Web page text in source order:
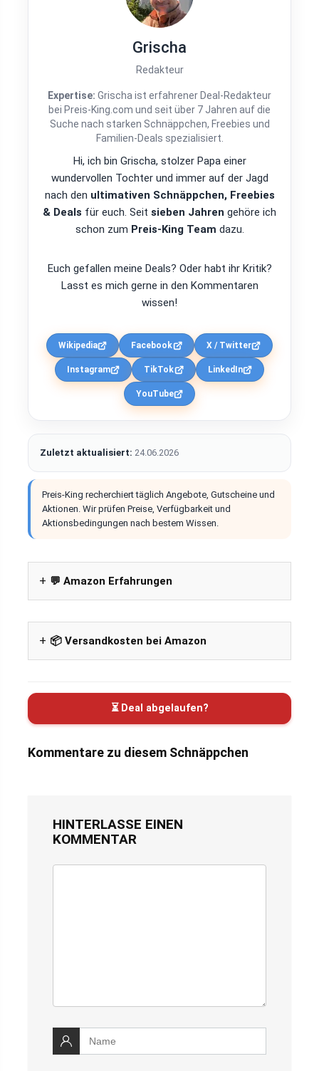
Grischa
Redakteur
Expertise: Grischa ist erfahrener Deal-Redakteur
bei Preis-King.com und seit über 7 Jahren auf die
Suche nach starken Schnäppchen, Freebies und
Familien-Deals spezialisiert.
Hi, ich bin Grischa, stolzer Papa einer
wundervollen Tochter und immer auf der Jagd
nach den ultimativen Schnäppchen, Freebies
& Deals für euch. Seit sieben Jahren gehöre ich
schon zum Preis-King Team dazu.
Euch gefallen meine Deals? Oder habt ihr Kritik?
Lasst es mich gerne in den Kommentaren
wissen!
Wikipedia Facebook X / Twitter
Instagram TikTok LinkedIn
YouTube
Zuletzt aktualisiert: 24.06.2026
Preis-King recherchiert täglich Angebote, Gutscheine und
Aktionen. Wir prüfen Preise, Verfügbarkeit und
Aktionsbedingungen nach bestem Wissen.
💬 Amazon Erfahrungen
📦 Versandkosten bei Amazon
⏳ Deal abgelaufen?
Kommentare zu diesem Schnäppchen
HINTERLASSE EINEN
KOMMENTAR